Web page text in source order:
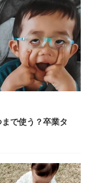
で使う？卒業タ